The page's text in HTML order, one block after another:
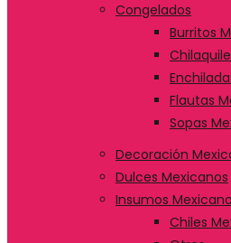
Congelados
Burritos
Flautas
Sopas
Decoración
Dulces Mexicanos
Insumos
Chiles